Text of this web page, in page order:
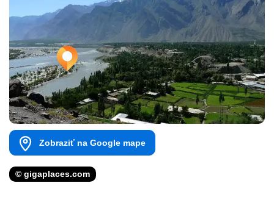
Zobraziť na Google mape
© gigaplaces.com